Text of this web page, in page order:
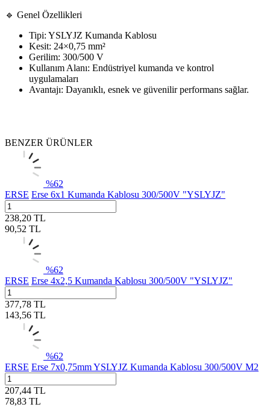
🔹 Genel Özellikleri
Tipi: YSLYJZ Kumanda Kablosu
Kesit: 24×0,75 mm²
Gerilim: 300/500 V
Kullanım Alanı: Endüstriyel kumanda ve kontrol
uygulamaları
Avantajı: Dayanıklı, esnek ve güvenilir performans sağlar.
BENZER ÜRÜNLER
%62
ERSE Erse 6x1 Kumanda Kablosu 300/500V "YSLYJZ"
238,20 TL
90,52 TL
%62
ERSE Erse 4x2,5 Kumanda Kablosu 300/500V "YSLYJZ"
377,78 TL
143,56 TL
%62
ERSE Erse 7x0,75mm YSLYJZ Kumanda Kablosu 300/500V M2
207,44 TL
78,83 TL